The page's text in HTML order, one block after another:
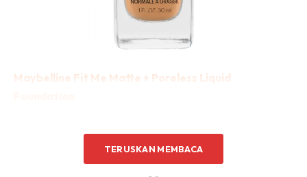
Maybelline Fit Me Matte + Poreless Liquid
Kegemaran warganet pilihan terbaik dari drugstore. Rata-
rata memberi tindakbalas foundation ini mampu milik dan
TERUSKAN MEMBACA